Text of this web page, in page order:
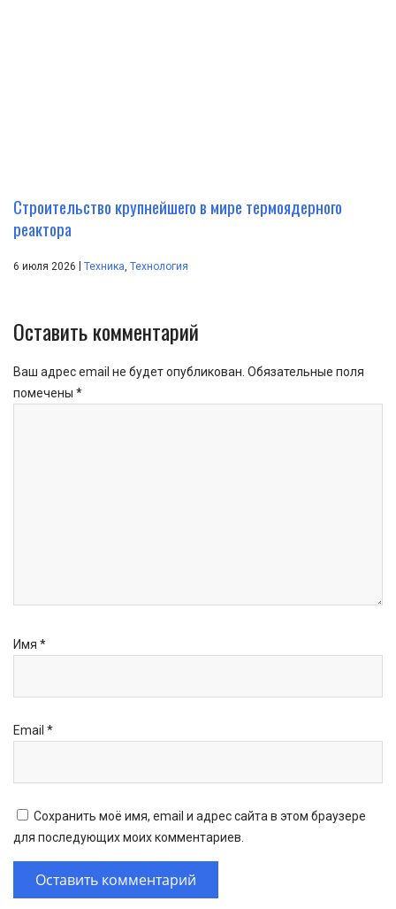
Строительство крупнейшего в мире термоядерного
реактора
6 июля 2026 Техника, Технология
Оставить комментарий
Ваш адрес email не будет опубликован. Обязательные поля
помечены *
Имя *
Email *
Сохранить моё имя, email и адрес сайта в этом браузере
для последующих моих комментариев.